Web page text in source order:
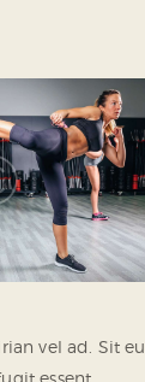
vel ad. Sit eu
essent